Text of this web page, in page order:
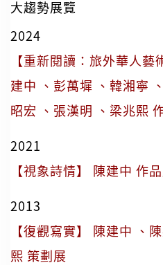
大趨勢展覽
2024
【重新閱讀：旅外華人
建中 、彭萬墀 、韓湘寧
昭宏 、張漢明 、梁兆熙
2021
【視象詩情】 陳建中 作
2013
【復觀寫實】 陳建中 、
熙 策劃展